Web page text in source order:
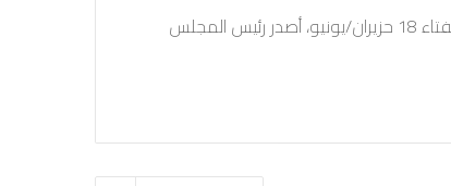
بعد مصادقة المجلس الدستوري على فوز مؤيديه في استفتاء 18 حزيران/يونيو، أصدر رئيس المجلس